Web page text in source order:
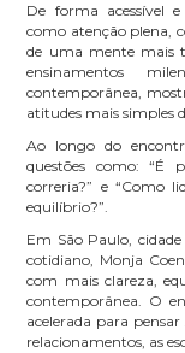
De forma acessível
como atenção plena,
de uma mente mais
ensinamentos
contemporânea,
atitudes mais simples
Ao longo do
questões como: “É
correria?” e “Como
equilíbrio?”.
Em São Paulo,
cotidiano, Monja
com mais clareza,
contemporânea. O
acelerada para
relacionamentos, as